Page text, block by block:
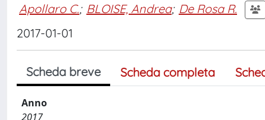
Apollaro C.; BLOISE, Andrea; De Rosa R.
2017-01-01
Scheda breve Scheda completa
Anno
2017